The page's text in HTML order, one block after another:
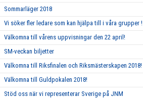
Sommarläger 2018
Vi söker fler ledare som kan hjälpa till i våra grupper !
Välkomna till vårens uppvisningar den 22 april!
SM-veckan biljetter
Välkomna till Riksfinalen och Riksmästerskapen 2018!
Välkomna till Guldpokalen 2018!
Stöd oss när vi representerar Sverige på JNM